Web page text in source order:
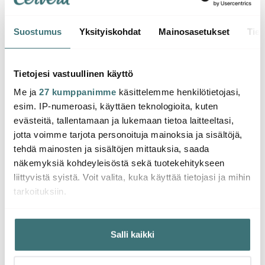
Suostumus Yksityiskohdat Mainosasetukset
Tietojesi vastuullinen käyttö
Me ja 27 kumppanimme käsittelemme henkilötietojasi,
esim. IP-numeroasi, käyttäen teknologioita, kuten
evästeitä, tallentamaan ja lukemaan tietoa laitteeltasi,
jotta voimme tarjota personoituja mainoksia ja sisältöjä,
tehdä mainosten ja sisältöjen mittauksia, saada
näkemyksiä kohdeyleisöstä sekä tuotekehitykseen
liittyvistä syistä. Voit valita, kuka käyttää tietojasi ja mihin
tarkoituksiin.
Jos sallit, haluamme myös tehdä seuraavia:
Kerätä tietoja maantieteellisestä sijainnistasi,
mahdollisesti muutaman metrin tarkkuudella
Salli kaikki
Skultuna
36,5 cm Messinki
140.00 €
Saatavilla
45 cm Messinki
160.00 €
Saatavilla
Saatat pitää myös näistä